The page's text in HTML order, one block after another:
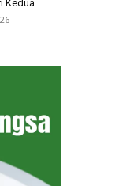
Kedua